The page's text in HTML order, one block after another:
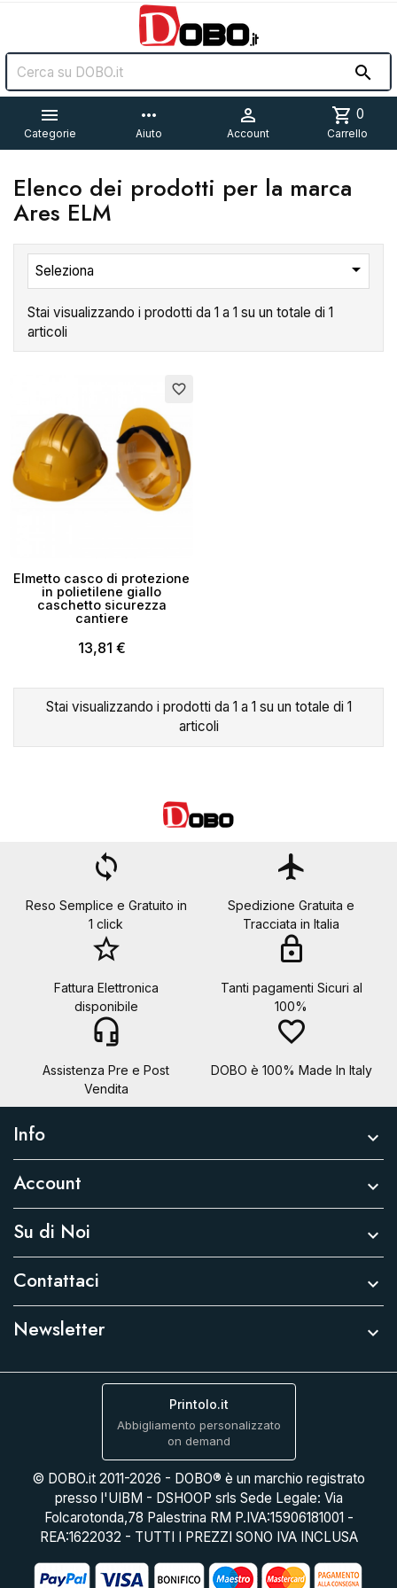


Categorie
more_horiz
Aiuto

Account
shopping_cart 0
Carrello
Elenco dei prodotti per la marca
Ares ELM
Seleziona 
Stai visualizzando i prodotti da 1 a 1 su un totale di 1
articoli
favorite_border
Elmetto casco di protezione
in polietilene giallo
caschetto sicurezza
cantiere
13,81 €
Stai visualizzando i prodotti da 1 a 1 su un totale di 1
articoli
loop
Reso Semplice e Gratuito in
1 click
flight
Spedizione Gratuita e
Tracciata in Italia
star_border
Fattura Elettronica
disponibile
lock
Tanti pagamenti Sicuri al
100%
headset_mic
Assistenza Pre e Post
Vendita
favorite_border
DOBO è 100% Made In Italy
Info 
Account 
Su di Noi 
Contattaci 
Newsletter 
Crea lista dei desideri ×
Printolo.it
Abbigliamento personalizzato
on demand
© DOBO.it 2011-2026 - DOBO® è un marchio registrato
presso l'UIBM - DSHOOP srls Sede Legale: Via
Folcarotonda,78 Palestrina RM P.IVA:15906181001 -
REA:1622032 - TUTTI I PREZZI SONO IVA INCLUSA